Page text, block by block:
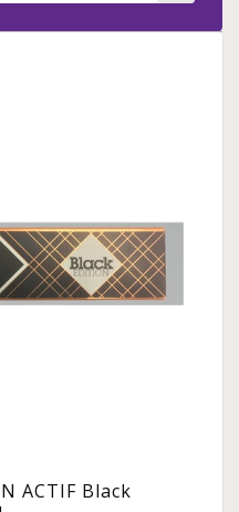
ACTIF Black